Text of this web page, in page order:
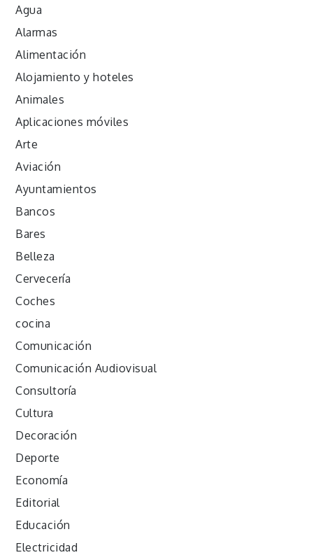
Agua
Alarmas
Alimentación
Alojamiento y hoteles
Animales
Aplicaciones móviles
Arte
Aviación
Ayuntamientos
Bancos
Bares
Belleza
Cervecería
Coches
cocina
Comunicación
Comunicación Audiovisual
Consultoría
Cultura
Decoración
Deporte
Economía
Editorial
Educación
Electricidad